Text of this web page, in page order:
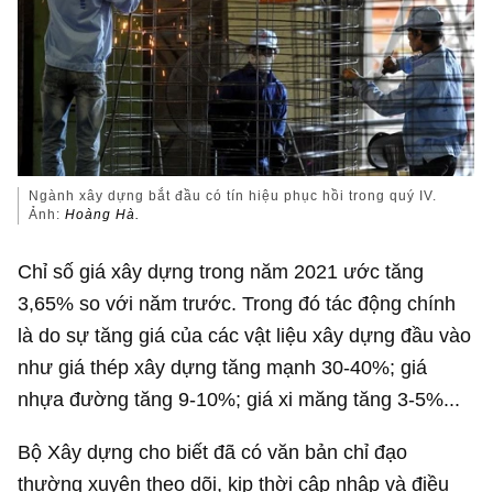
Ngành xây dựng bắt đầu có tín hiệu phục hồi trong quý IV.
Ảnh:Hoàng Hà.
Chỉ số giá xây dựng trong năm 2021 ước tăng
3,65% so với năm trước. Trong đó tác động chính
là do sự tăng giá của các vật liệu xây dựng đầu vào
như giá thép xây dựng tăng mạnh 30-40%; giá
nhựa đường tăng 9-10%; giá xi măng tăng 3-5%...
Bộ Xây dựng cho biết đã có văn bản chỉ đạo
thường xuyên theo dõi, kịp thời cập nhập và điều